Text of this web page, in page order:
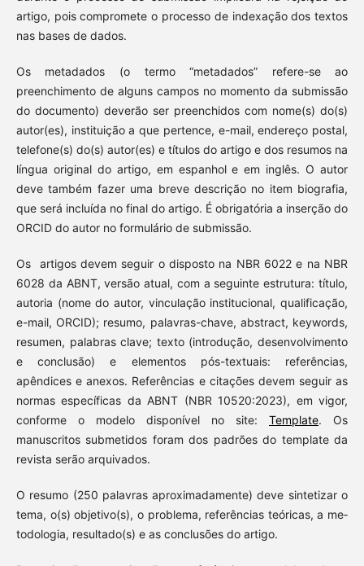
artigo, pois compromete o processo de indexação dos textos
nas bases de dados.
Os metadados (o termo “metadados” refere-se ao
preenchimento de alguns campos no momento da submissão
do documento) deverão ser preenchidos com nome(s) do(s)
autor(es), instituição a que pertence, e-mail, endereço postal,
telefone(s) do(s) autor(es) e títulos do artigo e dos resumos na
língua original do artigo, em espanhol e em inglês. O autor
deve também fazer uma breve descrição no item biografia,
que será incluída no final do artigo. É obrigatória a inserção do
ORCID do autor no formulário de submissão.
Os artigos devem seguir o disposto na NBR 6022 e na NBR
6028 da ABNT, versão atual, com a seguinte estrutura: título,
autoria (nome do autor, vinculação institucional, qualifi­cação,
e-mail, ORCID); resumo, palavras-chave, abstract, keywords,
resumen, palabras clave; texto (introdução, desenvolvimento
e conclusão) e elementos pós-textuais: referências,
apêndices e anexos. Referências e citações devem seguir as
normas especí­ficas da ABNT (NBR 10520:2023), em vigor,
conforme o modelo disponível no site:Template. Os
manuscritos submetidos foram dos padrões do template da
revista serão arquivados.
O resumo (250 palavras aproximadamente) deve sintetizar o
tema, o(s) objetivo(s), o problema, referências teóricas, a me­
todologia, resultado(s) e as conclusões do artigo.